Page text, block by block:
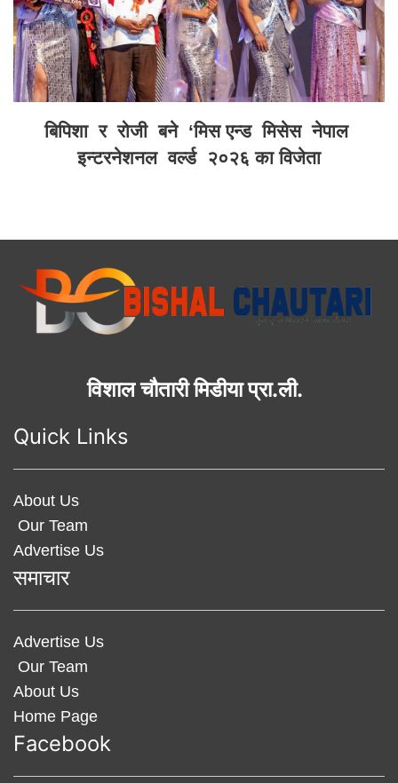
बिपिशा र रोजी बने ‘मिस एन्ड मिसेस नेपाल
इन्टरनेशनल वर्ल्ड २०२६ का विजेता
विशाल चौतारी मिडीया प्रा.ली.
Quick Links
About Us
Our Team
Advertise Us
समाचार
Advertise Us
Our Team
About Us
Home Page
Facebook